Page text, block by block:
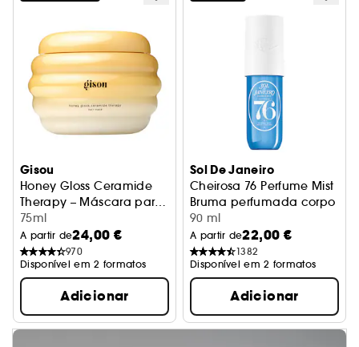
Gisou
Honey Gloss Ceramide
Therapy – Máscara para
o cabelo
75ml
A partir de24,00 €
970
Disponível em 2 formatos
Adicionar
Sol De Janeiro
Cheirosa 76 Perfume Mist
Bruma perfumada corpo e
90 ml
A partir de22,00 €
1382
Disponível em 2 formatos
Adicionar